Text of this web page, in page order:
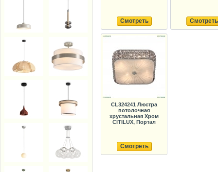
Смотреть Смотреть
CL324241 Люстра
потолочная
хрустальная Хром
CITILUX, Портал
Смотреть